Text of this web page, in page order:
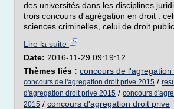
des universités dans les disciplines
trois concours d'agrégation en droit :
sciences criminelles, celui de droit public
Lire la suite
Date: 2016-11-29 09:19:12
Thèmes liés : concours de l'agregation
concours de l'agregation droit prive 2015 /
d'agregation droit prive 2015 / concours
2015 / concours d'agregation droit prive